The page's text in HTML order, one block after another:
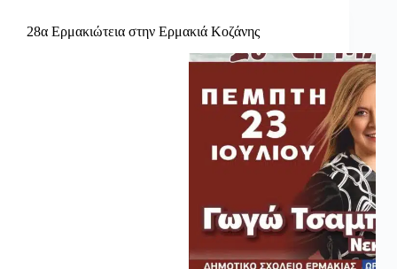
28α Ερμακιώτεια στην Ερμακιά Κοζάνης